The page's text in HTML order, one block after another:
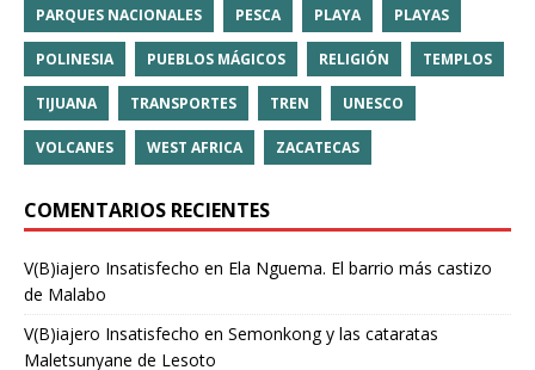
PARQUES NACIONALES PESCA PLAYA PLAYAS
POLINESIA PUEBLOS MÁGICOS RELIGIÓN TEMPLOS
TIJUANA TRANSPORTES TREN UNESCO
VOLCANES WEST AFRICA ZACATECAS
COMENTARIOS RECIENTES
V(B)iajero Insatisfecho en Ela Nguema. El barrio más castizo
de Malabo
V(B)iajero Insatisfecho en Semonkong y las cataratas
Maletsunyane de Lesoto